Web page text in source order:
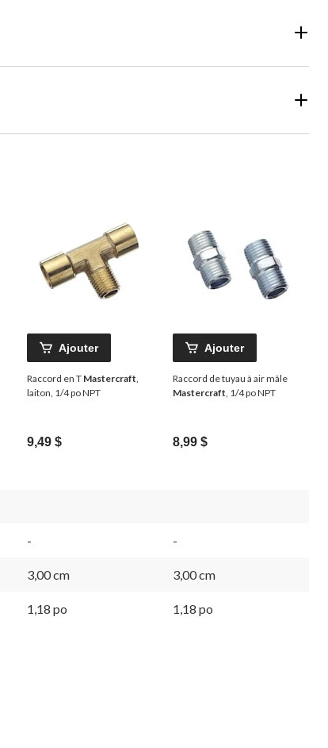
Ajouter
Raccord en T Mastercraft
laiton, 1/4 po NPT
9,49 $
Ajouter
Raccord de tuyau à air mâle
Mastercraft , 1/4 po NPT
8,99 $
- -
3,00 cm 3,00 cm
1,18 po 1,18 po